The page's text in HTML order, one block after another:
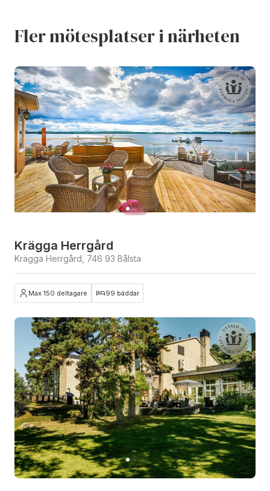
Fler mötesplatser i närheten
Krägga Herrgård
Krägga Herrgård, 746 93 Bålsta
Max 150 deltagare 99 bäddar